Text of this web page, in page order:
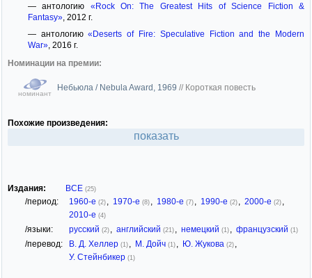
— антологию «Rock On: The Greatest Hits of Science Fiction &
Fantasy», 2012 г.
— антологию«Deserts of Fire: Speculative Fiction and the Modern
War», 2016 г.
Номинации на премии:
номинант
Небьюла / Nebula Award, 1969 // Короткая повесть
Похожие произведения:
показать
Издания: ВСЕ (25)
/период: 1960-е (2) , 1970-е (8) , 1980-е (7) , 1990-е (2) , 2000-е (2) ,
2010-е (4)
/языки: русский (2) , английский (21) , немецкий (1) , французский (1)
/перевод: В. Д. Хеллер (1) , М. Дойч (1) , Ю. Жукова (2) ,
У. Стейнбикер (1)